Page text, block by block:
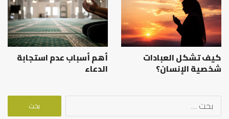
كيف تشكل العبادات
شخصية الإنسان؟
أهم أسباب عدم استجابة
الدعاء
البحث